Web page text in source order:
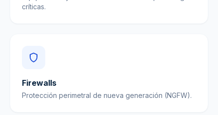
críticas.
Firewalls
Protección perimetral de nueva generación (NGFW).